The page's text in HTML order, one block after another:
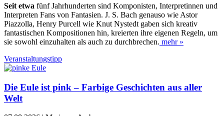
Seit etwa fünf Jahrhunderten sind Komponisten, Interpretinnen und
Interpreten Fans von Fantasien. J. S. Bach genauso wie Astor
Piazzolla, Henry Purcell wie Knut Nystedt gaben sich kreativ
fantastischen Kompositionen hin, kreierten ihre eigenen Regeln, um
sie sowohl einzuhalten als auch zu durchbrechen. mehr »
Veranstaltungstipp
Die Eule ist pink – Farbige Geschichten aus aller
Welt